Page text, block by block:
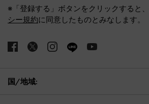
※「登録する」ボタンをクリックすると、
シー規約に同意したものとみなします。
国/地域: